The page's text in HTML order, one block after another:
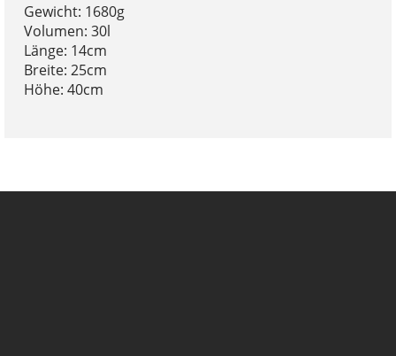
Gewicht: 1680g
Volumen: 30l
Länge: 14cm
Breite: 25cm
Höhe: 40cm